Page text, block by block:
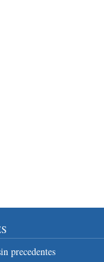
precedentes